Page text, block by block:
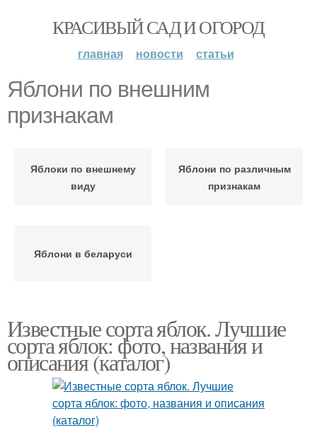
КРАСИВЫЙ САД И ОГОРОД
главная новости статьи
Яблони по внешним
признакам
Яблоки по внешнему
виду
Яблони по различным
признакам
Яблони в беларуси
Известные сорта яблок. Лучшие
сорта яблок: фото, названия и
описания (каталог)